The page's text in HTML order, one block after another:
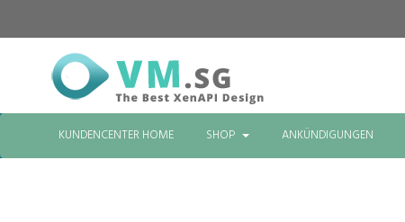
KUNDENCENTER HOME SHOP ANKÜNDIGUNGEN